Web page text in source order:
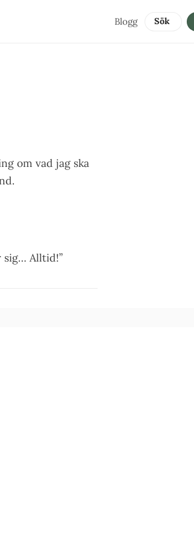
Blogg Sök
om vad jag ska
sig… Alltid!”